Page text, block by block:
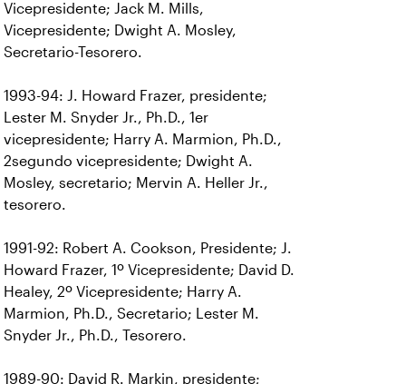
Vicepresidente; Jack M. Mills,
Vicepresidente; Dwight A. Mosley,
Secretario-Tesorero.
1993-94: J. Howard Frazer, presidente;
Lester M. Snyder Jr., Ph.D., 1er
vicepresidente; Harry A. Marmion, Ph.D.,
2segundo vicepresidente; Dwight A.
Mosley, secretario; Mervin A. Heller Jr.,
tesorero.
1991-92: Robert A. Cookson, Presidente; J.
Howard Frazer, 1º Vicepresidente; David D.
Healey, 2º Vicepresidente; Harry A.
Marmion, Ph.D., Secretario; Lester M.
Snyder Jr., Ph.D., Tesorero.
1989-90: David R. Markin, presidente;